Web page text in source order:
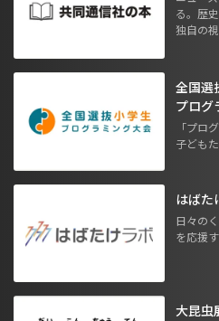
る。歴
独自の
全国選
プログ
「プロ
子ども
はばた
日々の
を応援
大昆虫